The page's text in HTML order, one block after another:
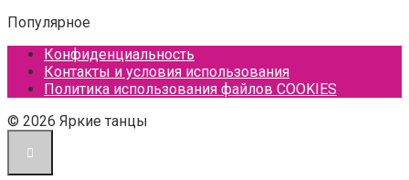
Популярное
Конфиденциальность
Контакты и условия использования
Политика использования файлов COOKIES
© 2026 Яркие танцы